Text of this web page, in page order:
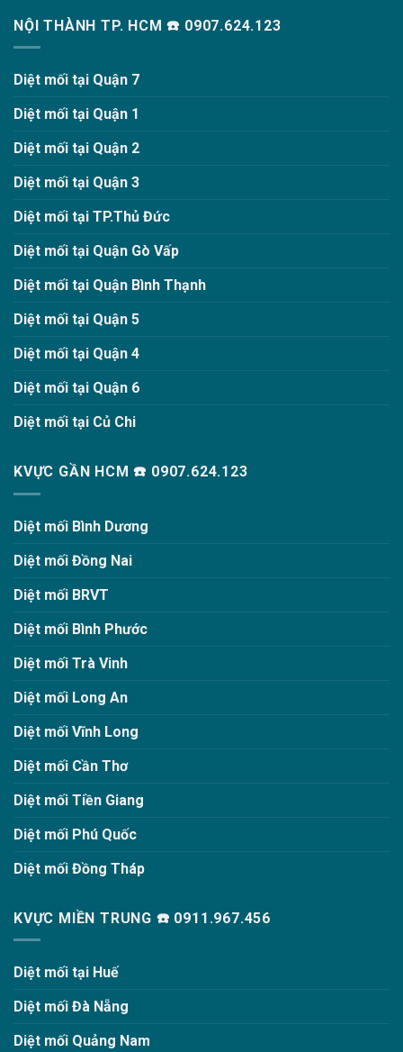
NỘI THÀNH TP. HCM ☎️ 0907.624.123
Diệt mối tại Quận 7
Diệt mối tại Quận 1
Diệt mối tại Quận 2
Diệt mối tại Quận 3
Diệt mối tại TP.Thủ Đức
Diệt mối tại Quận Gò Vấp
Diệt mối tại Quận Bình Thạnh
Diệt mối tại Quận 5
Diệt mối tại Quận 4
Diệt mối tại Quận 6
Diệt mối tại Củ Chi
KVỰC GẦN HCM ☎️ 0907.624.123
Diệt mối Bình Dương
Diệt mối Đồng Nai
Diệt mối BRVT
Diệt mối Bình Phước
Diệt mối Trà Vinh
Diệt mối Long An
Diệt mối Vĩnh Long
Diệt mối Cần Thơ
Diệt mối Tiền Giang
Diệt mối Phú Quốc
Diệt mối Đồng Tháp
KVỰC MIỀN TRUNG ☎️ 0911.967.456
Diệt mối tại Huế
Diệt mối Đà Nẵng
Diệt mối Quảng Nam